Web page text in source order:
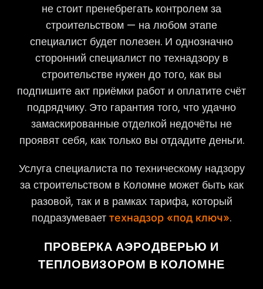
не стоит пренебрегать контролем за
строительством — на любом этапе
специалист будет полезен. И однозначно
сторонний специалист по технадзору в
строительстве нужен до того, как вы
подпишите акт приёмки работ и оплатите счёт
подрядчику. Это гарантия того, что удачно
замаскированные отделкой недочёты не
проявят себя, как только вы отдадите деньги.
Услуга специалиста по техническому надзору
за строительством в Коломне может быть как
разовой, так и в рамках тарифа, который
подразумевает технадзор «под ключ».
ПРОВЕРКА АЭРОДВЕРЬЮ И
ТЕПЛОВИЗОРОМ В КОЛОМНЕ